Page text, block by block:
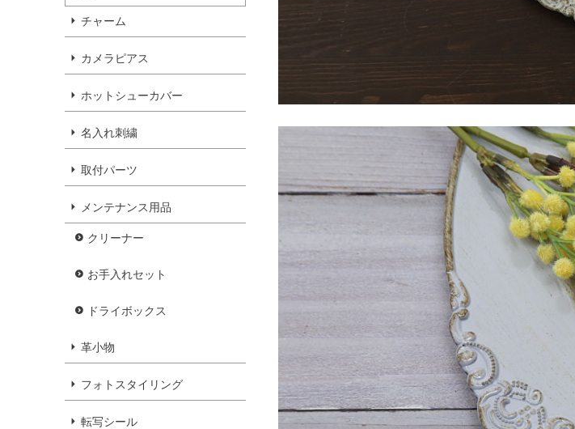
チャーム
カメラピアス
ホットシューカバー
名入れ刺繍
取付パーツ
メンテナンス用品
クリーナー
お手入れセット
ドライボックス
革小物
フォトスタイリング
転写シール